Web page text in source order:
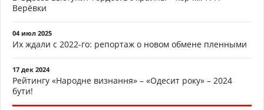
Верёвки
04 июл 2025
Их ждали с 2022-го: репортаж о новом обмене пленными
17 дек 2024
Рейтингу «Народне визнання» – «Одесит року» – 2024
бути!